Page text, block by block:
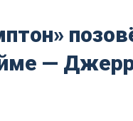
—